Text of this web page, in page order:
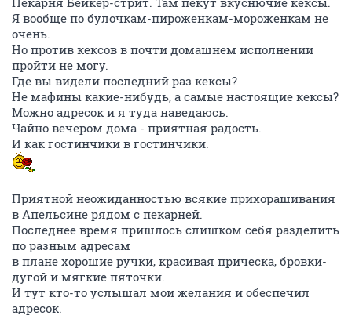
Я вообще по булочкам-пироженкам-мороженкам не
очень.
Но против кексов в почти домашнем исполнении
пройти не могу.
Где вы видели последний раз кексы?
Не мафины какие-нибудь, а самые настоящие кексы?
Можно адресок и я туда наведаюсь.
Чайно вечером дома - приятная радость.
И как гостинчики в гостинчики.
Приятной неожиданностью всякие прихорашивания
в Апельсине рядом с пекарней.
Последнее время пришлось слишком себя разделить
по разным адресам
в плане хорошие ручки, красивая прическа, бровки-
дугой и мягкие пяточки.
И тут кто-то услышал мои желания и обеспечил
адресок.